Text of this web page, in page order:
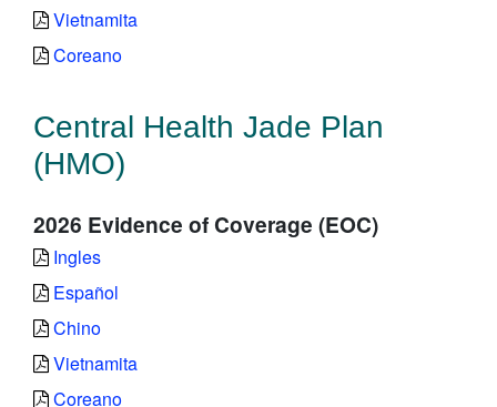
Vietnamita
Coreano
Central Health Jade Plan
(HMO)
2026 Evidence of Coverage (EOC)
Ingles
Español
Chino
Vietnamita
Coreano